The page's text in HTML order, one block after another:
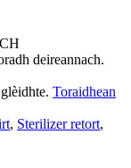
deireannach.
Toraidhean
, Sterilizer retort,